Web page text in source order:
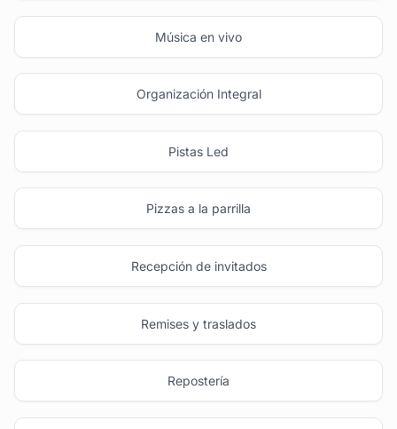
Música en vivo
Organización Integral
Pistas Led
Pizzas a la parrilla
Recepción de invitados
Remises y traslados
Repostería